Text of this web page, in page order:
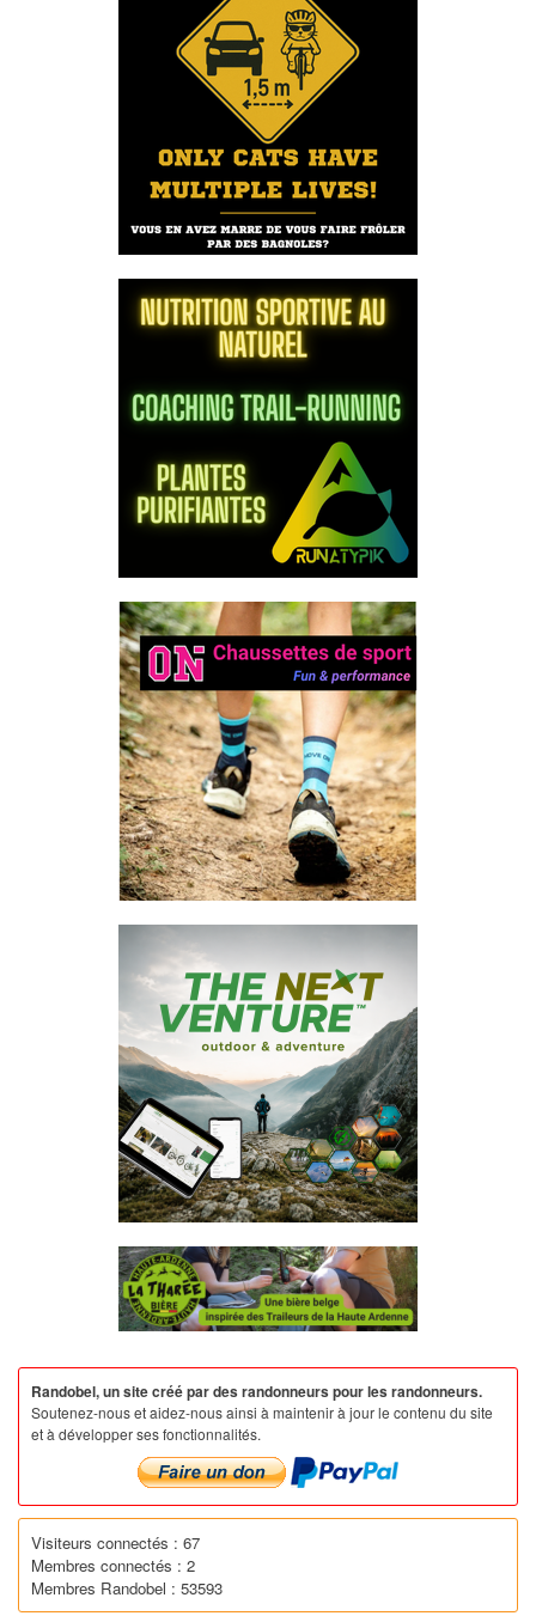
Randobel, un site créé par des randonneurs pour les randonneurs.
Soutenez-nous et aidez-nous ainsi à maintenir à jour le contenu du site
et à développer ses fonctionnalités.
Visiteurs connectés : 67
Membres connectés : 2
Membres Randobel : 53593